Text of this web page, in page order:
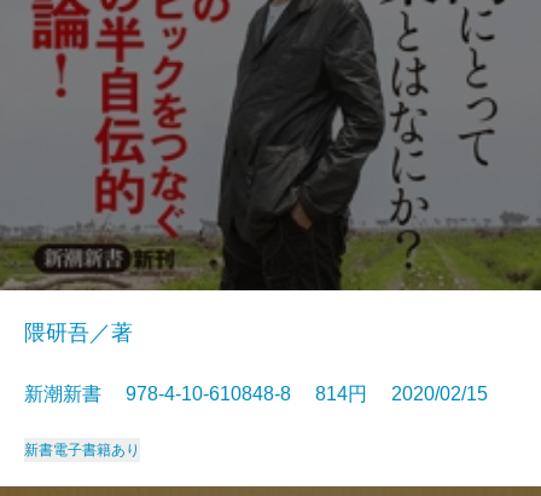
隈研吾／著
新潮新書 978-4-10-610848-8 814円 2020/02/15
新書電子書籍あり